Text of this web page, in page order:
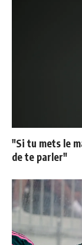
"Si tu mets le
de te parler"